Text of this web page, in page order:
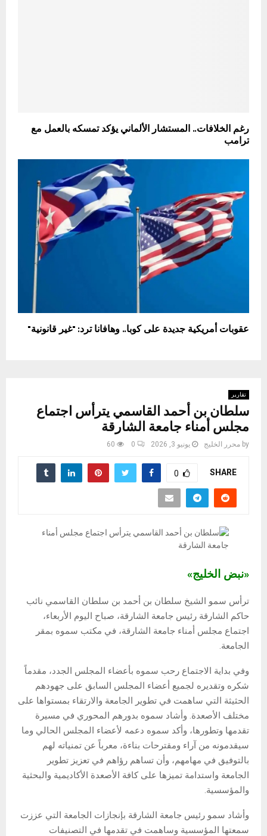
رغم الخلافات.. المستشار الألماني يؤكد تمسكه بالعمل مع
ترامب
عقوبات أمريكية جديدة على كوبا.. وهافانا ترد: "غير قانونية"
تقارير
سلطان بن أحمد القاسمي يترأس اجتماع
مجلس أمناء جامعة الشارقة
by محرر الخليج يونيو 3, 2026 0
60
SHARE
0
«نبض الخليج»
ترأس سمو الشيخ سلطان بن أحمد بن سلطان القاسمي نائب
حاكم الشارقة رئيس جامعة الشارقة، صباح اليوم الأربعاء،
اجتماع مجلس أمناء جامعة الشارقة، في مكتب سموه بمقر
الجامعة.
وفي بداية الاجتماع رحب سموه بأعضاء المجلس الجدد، مقدماً
شكره وتقديره لجميع أعضاء المجلس السابق على جهودهم
الحثيثة التي ساهمت في تطوير الجامعة والارتقاء بمستواها على
مختلف الأصعدة. وأشاد سموه بدورهم المحوري في مسيرة
تقدمها وتطورها، وأكد سموه دعمه لأعضاء المجلس الحالي وما
سيقدمونه من آراء ومقترحات بناءة، معرباً عن تمنياته لهم
بالتوفيق في مهامهم، وأن تساهم رؤاهم في تعزيز تطوير
الجامعة واستدامة تميزها على كافة الأصعدة الأكاديمية والبحثية
والمؤسسية.
وأشاد سمو رئيس جامعة الشارقة بإنجازات الجامعة التي عززت
سمعتها المؤسسية وساهمت في تقدمها في التصنيفات